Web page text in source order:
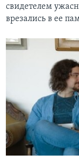
свидетелем
врезались в ее